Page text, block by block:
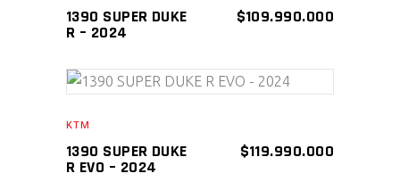
1390 SUPER DUKE
R – 2024
$109.990.000
KTM
1390 SUPER DUKE
R EVO – 2024
$119.990.000